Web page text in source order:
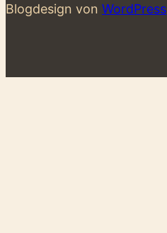
Blogdesign von WordPress